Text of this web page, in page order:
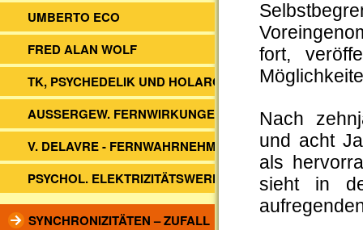
UMBERTO ECO
FRED ALAN WOLF
TK, PSYCHEDELIK UND HOLARCHIE
AUSSERGEW. FERNWIRKUNGEN
V. DELAVRE - FERNWAHRNEHMUNG
PSYCHOL. ELEKTRIZITÄTSWERK?
SYNCHRONIZITÄTEN – ZUFALL
fort,
Nach
und acht
als
sieht in